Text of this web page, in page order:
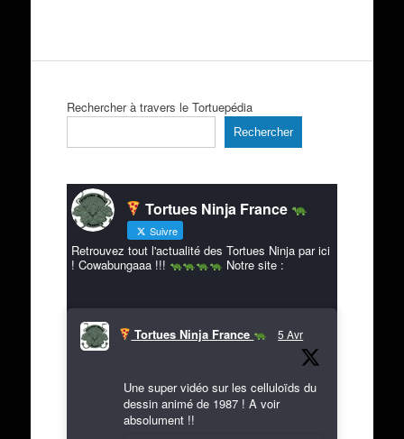
Rechercher à travers le Tortuepédia
Rechercher
Tortues Ninja France
Suivre
Retrouvez tout l'actualité des Tortues Ninja par ici
! Cowabungaaa !!!
Notre site :
Tortues Ninja France 5 Avr
Une super vidéo sur les celluloïds du
dessin animé de 1987 ! A voir
absolument !!